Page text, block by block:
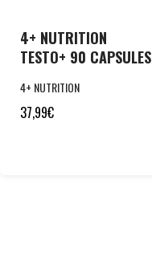
4+ NUTRITION
TESTO+ 90 CAPSULES
4+ NUTRITION
37,99€